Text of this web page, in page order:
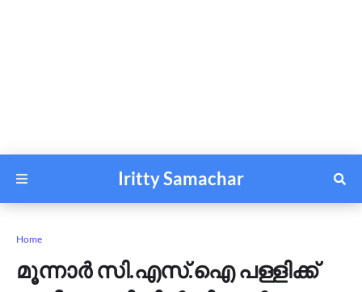
Iritty Samachar
Home
മൂന്നാർ സി.എസ്.ഐ പള്ളിക്ക്